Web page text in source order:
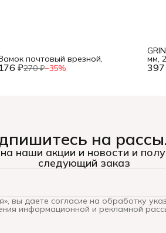
176 ₽270 ₽−35%
почтовый врезной, мм,
на
наши акции и новости и
следующий заказ
вы даете согласие на обработку
информационной и рекламной